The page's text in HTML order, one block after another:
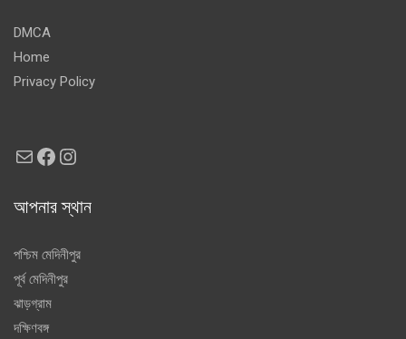
DMCA
Home
Privacy Policy
MailFacebook
Instagram
আপনার স্থান
পশ্চিম মেদিনীপুর
পূর্ব মেদিনীপুর
ঝাড়গ্রাম
দক্ষিণবঙ্গ